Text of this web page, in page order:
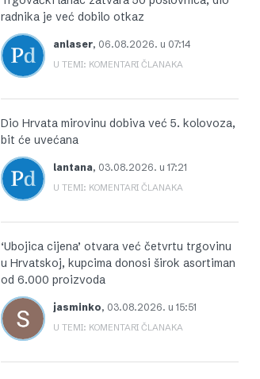
radnika je već dobilo otkaz
anlaser, 06.08.2026. u 07:14
U TEMI: KOMENTARI ČLANAKA
Dio Hrvata mirovinu dobiva već 5. kolovoza,
bit će uvećana
lantana, 03.08.2026. u 17:21
U TEMI: KOMENTARI ČLANAKA
‘Ubojica cijena’ otvara već četvrtu trgovinu
u Hrvatskoj, kupcima donosi širok asortiman
od 6.000 proizvoda
jasminko, 03.08.2026. u 15:51
U TEMI: KOMENTARI ČLANAKA